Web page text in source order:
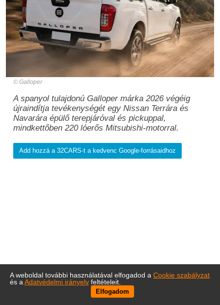
Galloper
A spanyol tulajdonú Galloper márka 2026 végéig
újraindítja tevékenységét egy Nissan Terrára és
Navarára épülő terepjáróval és pickuppal,
mindkettőben 220 lóerős Mitsubishi-motorral.
Add hozzá a 32CARS-t a kedvenc Google-forrásaidhoz
A weboldal további használatával elfogadod a Cookie szabályzat
és a Adatvédelmi irányelv feltételeit.
Elfogadom